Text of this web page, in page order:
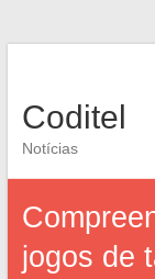
Coditel
Notícias
jogos de